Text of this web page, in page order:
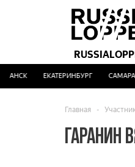
ЕКАТЕРИНБУРГ САМАРА
Главная -
ГАРАНИН